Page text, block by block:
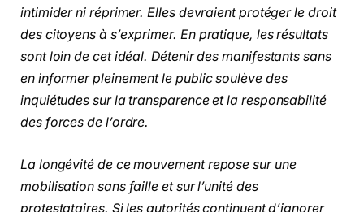
intimider ni réprimer. Elles devraient protéger le droit
des citoyens à s’exprimer. En pratique, les résultats
sont loin de cet idéal. Détenir des manifestants sans
en informer pleinement le public soulève des
inquiétudes sur la transparence et la responsabilité
des forces de l’ordre.
La longévité de ce mouvement repose sur une
mobilisation sans faille et sur l’unité des
protestataires. Si les autorités continuent d’ignorer